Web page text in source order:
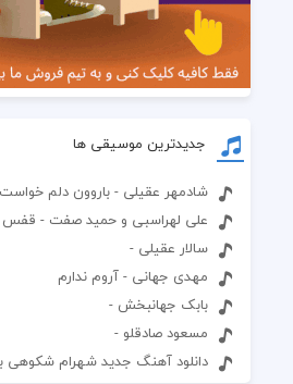
جدیدترین موسیقی ها
شادمهر عقیلی - باروون دلم خواست
علی لهراسبی و حمید صفت - قفس
سالار عقیلی -
مهدی جهانی - آروم ندارم
بابک جهانبخش -
مسعود صادقلو -
دانلود آهنگ جدید شهرام شکوهی